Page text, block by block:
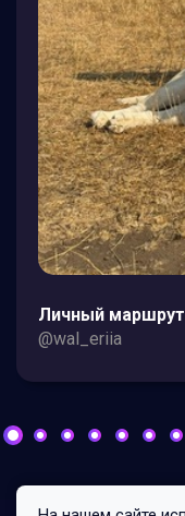
Личный
@wal_eriia